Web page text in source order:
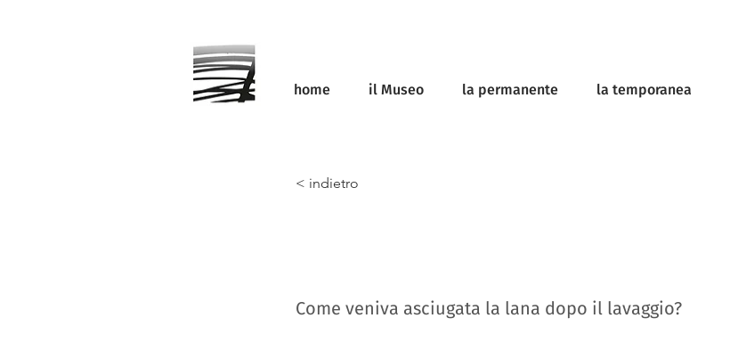
home il Museo la permanente la temporanea
< indietro
Come veniva asciugata la lana dopo il lavaggio?